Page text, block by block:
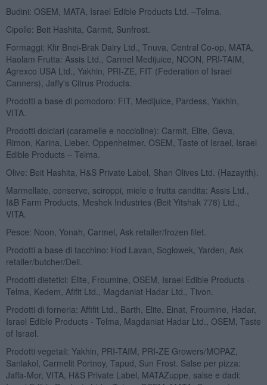
Budini: OSEM, MATA, Israel Edible Products Ltd. –Telma.
Cipolle: Beit Hashita, Carmit, Sunfrost.
Formaggi: Kfir Bnei-Brak Dairy Ltd., Tnuva, Central Co-op, MATA,
Haolam Frutta: Assis Ltd., Carmel Medijuice, NOON, PRI-TAIM,
Agrexco USA Ltd., Yakhin, PRI-ZE, FIT (Federation of Israel
Canners), Jaffy's Citrus Products.
Prodotti a base di pomodoro: FIT, Medijuice, Pardess, Yakhin,
VITA.
Prodotti dolciari (caramelle e noccioline): Carmit, Elite, Geva,
Rimon, Karina, Lieber, Oppenheimer, OSEM, Taste of Israel, Israel
Edible Products – Telma.
Olive: Beit Hashita, H&S Private Label, Shan Olives Ltd. (Hazayith).
Marmellate, conserve, sciroppi, miele e frutta candita: Assis Ltd.,
I&B Farm Products, Meshek Industries (Beit Yitshak 778) Ltd.,
VITA.
Pesce: Noon, Yonah, Carmel, Ask retailer/frozen filet.
Prodotti a base di tacchino: Hod Lavan, Soglowek, Yarden, Ask
retailer/butcher/Deli.
Prodotti dietetici: Elite, Froumine, OSEM, Israel Edible Products -
Telma, Kedem, Afifit Ltd., Magdaniat Hadar Ltd., Tivon.
Prodotti di forneria: Affifit Ltd., Barth, Elite, Einat, Froumine, Hadar,
Israel Edible Products - Telma, Magdaniat Hadar Ltd., OSEM, Taste
of Israel.
Prodotti vegetali: Yakhin, PRI-TAIM, PRI-ZE Growers/MOPAZ,
Sanlakol, Carmelit Portnoy, Tapud, Sun Frost. Salse per pizza:
Jaffa-Mor, VITA, H&S Private Label, MATAZuppe, salse e dadi: